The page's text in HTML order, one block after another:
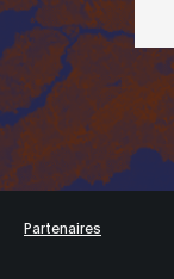
Partenaires